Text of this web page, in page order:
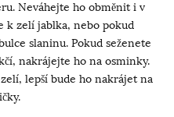
Neváhejte ho obměnit i v
k zelí jablka, nebo pokud
slaninu. Pokud seženete
nakrájejte ho na osminky.
lepší bude ho nakrájet na